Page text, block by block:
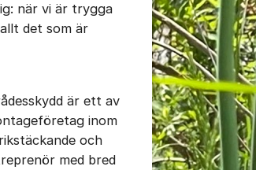
när vi är trygga
det som är
är ett av
inom
och
med bred